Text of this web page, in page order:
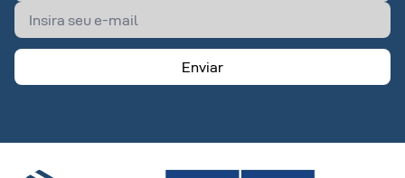
Enviar